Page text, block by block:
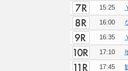
15:25
16:00
16:35
17:10
17:45